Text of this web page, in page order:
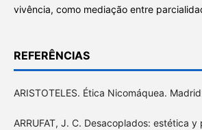
vivência, como mediação entre
REFERÊNCIAS
ARISTOTELES. Ética Nicomáquea.
ARRUFAT, J. C. Desacoplados: estética